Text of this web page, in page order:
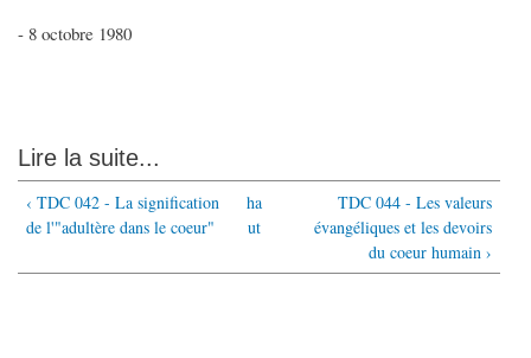
- 8 octobre 1980
Lire la suite...
‹ TDC 042 - La signification
de l'"adultère dans le coeur"
ha
ut
TDC 044 - Les valeurs
évangéliques et les devoirs
du coeur humain ›